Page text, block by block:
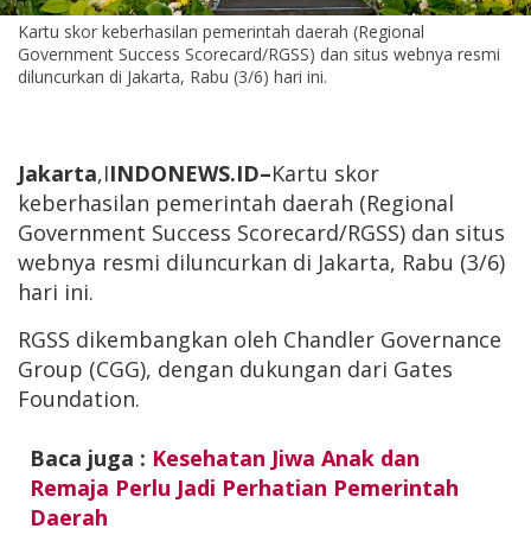
Kartu skor keberhasilan pemerintah daerah (Regional
Government Success Scorecard/RGSS) dan situs webnya resmi
diluncurkan di Jakarta, Rabu (3/6) hari ini.
Jakarta,IINDONEWS.ID–Kartu skor
keberhasilan pemerintah daerah (Regional
Government Success Scorecard/RGSS) dan situs
webnya resmi diluncurkan di Jakarta, Rabu (3/6)
hari ini.
RGSS dikembangkan oleh Chandler Governance
Group (CGG), dengan dukungan dari Gates
Foundation.
Baca juga : Kesehatan Jiwa Anak dan
Remaja Perlu Jadi Perhatian Pemerintah
Daerah